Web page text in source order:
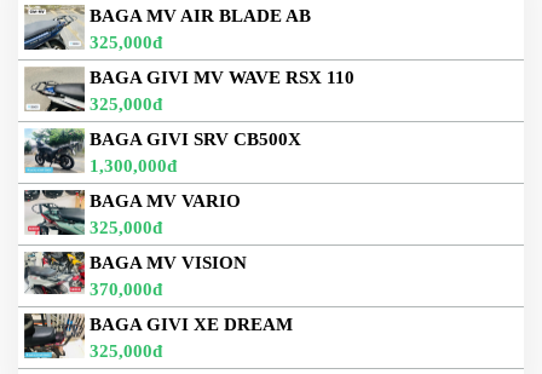
BAGA MV AIR BLADE AB
325,000đ
BAGA GIVI MV WAVE RSX 110
325,000đ
BAGA GIVI SRV CB500X
1,300,000đ
BAGA MV VARIO
325,000đ
BAGA MV VISION
370,000đ
BAGA GIVI XE DREAM
325,000đ